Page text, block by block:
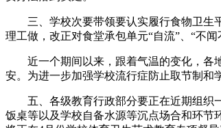
三、学校次要带领要认实履行食物卫生平
理工做，改正对食堂承包单元“自流”、“不
近一个期间以来，跟着气温的变化，各地
安。为进一步加强学校流行症防止取节制和
五、各级教育行政部分要正在近期组织一
饭桌等以及学校自备水源等沉点场合和环节